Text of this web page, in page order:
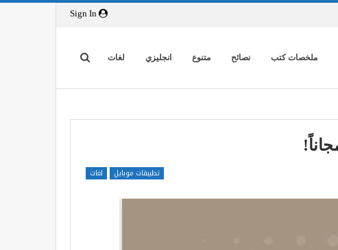
ملخصات كتب نصائح متنوع انجليزي لغات
تطبيقات موبايل لغات